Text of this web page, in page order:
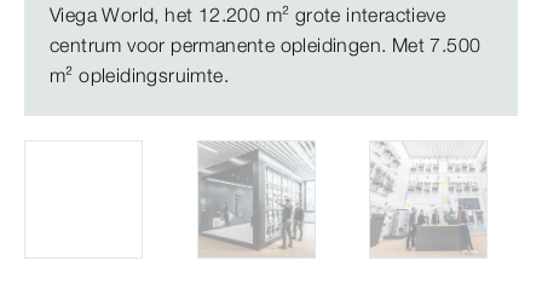
Viega World, het 12.200 m² grote interactieve
centrum voor permanente opleidingen. Met 7.500
m² opleidingsruimte.